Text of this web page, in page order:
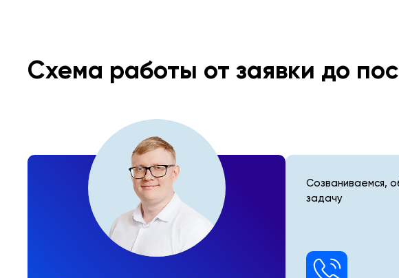
Схема работы от заявки до
Созваниваемся,
задачу